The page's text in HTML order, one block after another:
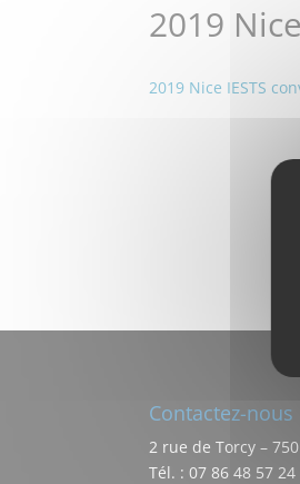
2019
2019 Nice IESTS
Contactez-nous
2 rue de Torcy –
Tél. : 07 86 48 57 24